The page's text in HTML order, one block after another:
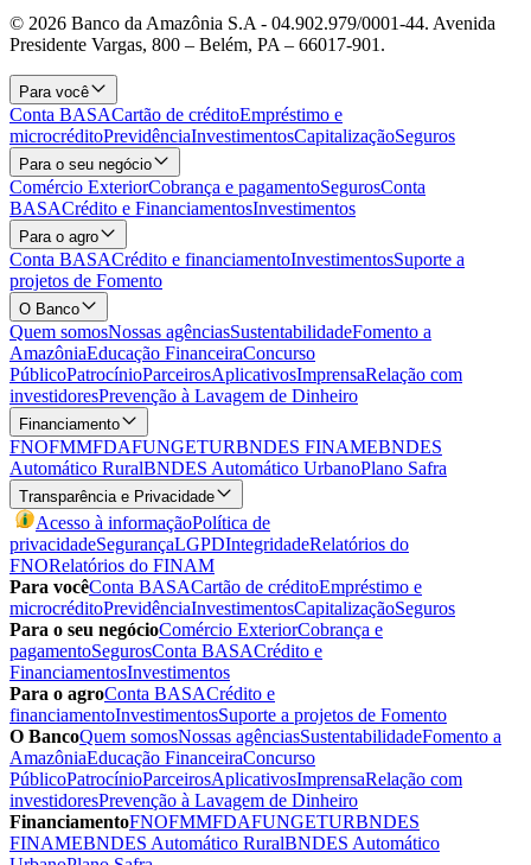
© 2026 Banco da Amazônia S.A - 04.902.979/0001‐44. Avenida
Presidente Vargas, 800 – Belém, PA – 66017-901.
Para você
Conta BASACartão de créditoEmpréstimo e
microcréditoPrevidênciaInvestimentosCapitalizaçãoSeguros
Para o seu negócio
Comércio ExteriorCobrança e pagamentoSegurosConta
BASACrédito e FinanciamentosInvestimentos
Para o agro
Conta BASACrédito e financiamentoInvestimentosSuporte a
projetos de Fomento
O Banco
Quem somosNossas agênciasSustentabilidadeFomento a
AmazôniaEducação FinanceiraConcurso
PúblicoPatrocínioParceirosAplicativosImprensaRelação com
investidoresPrevenção à Lavagem de Dinheiro
Financiamento
FNOFMMFDAFUNGETURBNDES FINAMEBNDES
Automático RuralBNDES Automático UrbanoPlano Safra
Transparência e Privacidade
Acesso à informaçãoPolítica de
privacidadeSegurançaLGPDIntegridadeRelatórios do
FNORelatórios do FINAM
Para vocêConta BASACartão de créditoEmpréstimo e
microcréditoPrevidênciaInvestimentosCapitalizaçãoSeguros
Para o seu negócioComércio ExteriorCobrança e
pagamentoSegurosConta BASACrédito e
FinanciamentosInvestimentos
Para o agroConta BASACrédito e
financiamentoInvestimentosSuporte a projetos de Fomento
O BancoQuem somosNossas agênciasSustentabilidadeFomento a
AmazôniaEducação FinanceiraConcurso
PúblicoPatrocínioParceirosAplicativosImprensaRelação com
investidoresPrevenção à Lavagem de Dinheiro
FinanciamentoFNOFMMFDAFUNGETURBNDES
FINAMEBNDES Automático RuralBNDES Automático